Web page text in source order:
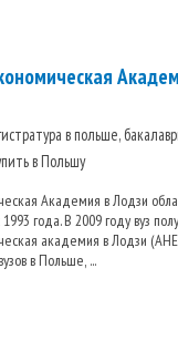
в польше,
в Польшу
Академия в Лодзи
года. В 2009 году вуз
академия в Лодзи
в Польше, ...